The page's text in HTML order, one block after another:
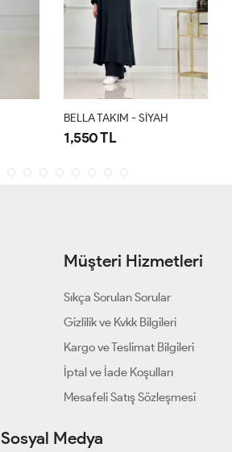
BELLA TAKIM - SİYAH
1,550 TL
Müşteri Hizmetleri
Sıkça Sorulan Sorular
Gizlilik ve Kvkk Bilgileri
Kargo ve Teslimat Bilgileri
İptal ve İade Koşulları
Mesafeli Satış Sözleşmesi
Sosyal Medya